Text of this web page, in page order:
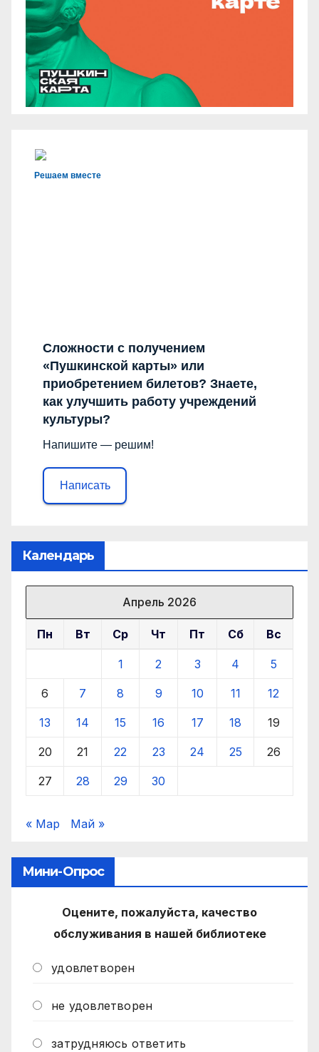
Решаем вместе
Сложности с получением
«Пушкинской карты» или
приобретением билетов? Знаете,
как улучшить работу учреждений
культуры?
Напишите — решим!
Написать
Календарь
Апрель 2026
Пн Вт Ср Чт Пт Сб Вс
1 2 3 4 5
6 7 8 9 10 11 12
13 14 15 16 17 18 19
20 21 22 23 24 25 26
27 28 29 30
« Мар Май »
Мини-Опрос
Оцените, пожалуйста, качество
обслуживания в нашей библиотеке
удовлетворен
не удовлетворен
затрудняюсь ответить